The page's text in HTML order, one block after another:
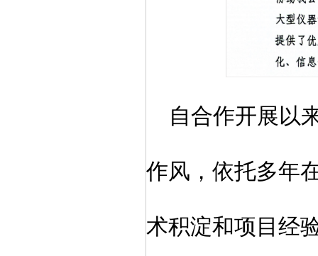
自合作开展以
作风， 依托多年
术积淀和项目经